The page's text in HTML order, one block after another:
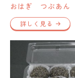
おはぎ つぶあん
詳しく見る